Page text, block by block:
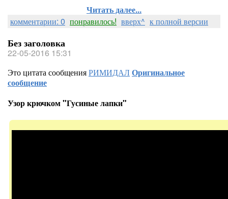
Читать далее...
комментарии: 0 понравилось! вверх^ к полной версии
Без заголовка
22-05-2016 15:31
Это цитата сообщенияРИМИДАЛОригинальное
сообщение
Узор крючком "Гусиные лапки"